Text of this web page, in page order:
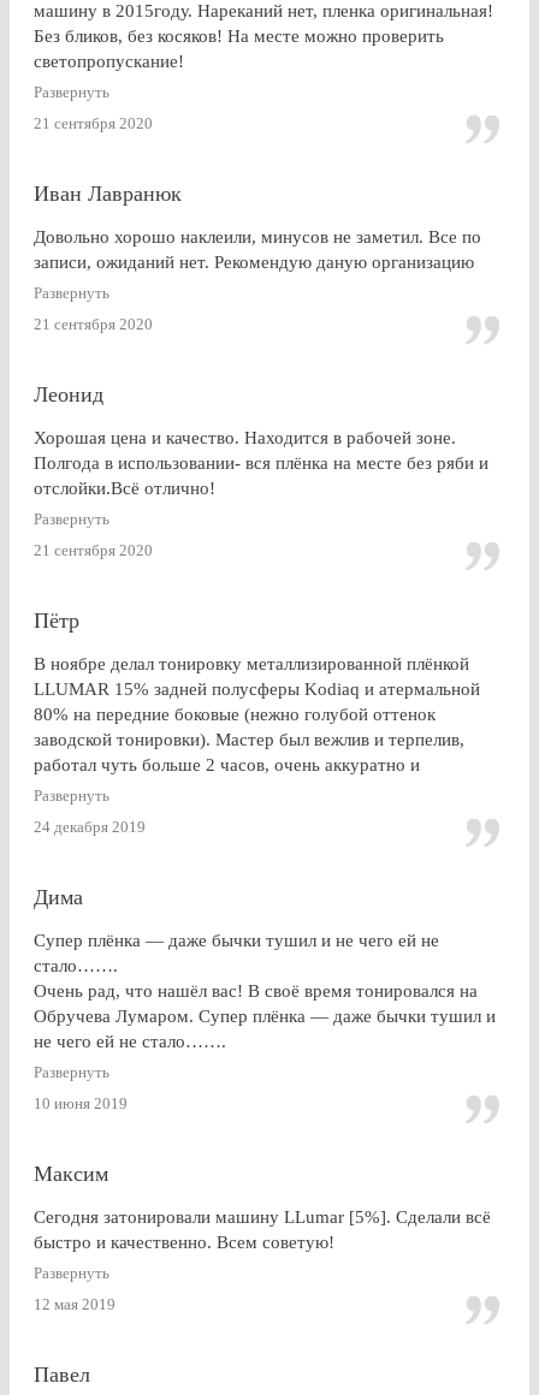
машину в 2015году. Нареканий нет, пленка оригинальная!
Без бликов, без косяков! На месте можно проверить
светопропускание!
Развернуть
21 сентября 2020
Иван Лавранюк
Довольно хорошо наклеили, минусов не заметил. Все по
записи, ожиданий нет. Рекомендую даную организацию
Развернуть
21 сентября 2020
Леонид
Хорошая цена и качество. Находится в рабочей зоне.
Полгода в использовании- вся плёнка на месте без ряби и
отслойки.Всё отлично!
Развернуть
21 сентября 2020
Пётр
В ноябре делал тонировку металлизированной плёнкой
LLUMAR 15% задней полусферы Kodiaq и атермальной
80% на передние боковые (нежно голубой оттенок
заводской тонировки). Мастер был вежлив и терпелив,
работал чуть больше 2 часов, очень аккуратно и
профессионально. Результат на 5+ ! Особенно приятно
получить гарантию на работу и плёнку. Отдельное спасибо
за консультацию, как до работ, так по их завершении!
Развернуть
24 декабря 2019
Дима
Супер плёнка — даже бычки тушил и не чего ей не
стало…….
Очень рад, что нашёл вас! В своё время тонировался на
Обручева Лумаром. Супер плёнка — даже бычки тушил и
не чего ей не стало…….
Развернуть
10 июня 2019
Максим
Сегодня затонировали машину LLumar [5%]. Сделали всё
быстро и качественно. Всем советую!
Развернуть
12 мая 2019
Павел